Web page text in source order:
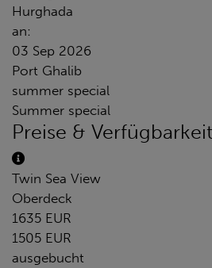
Hurghada
an:
03 Sep 2026
Port Ghalib
summer special
Summer special
Preise & Verfügbarkeit
Twin Sea View
Oberdeck
1635 EUR
1505 EUR
ausgebucht